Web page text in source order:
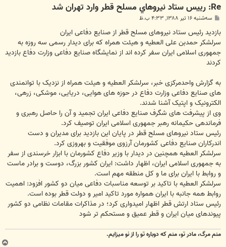
Re: رييس ستاد نيروهاي مسلح قطر وارد تهران شد
ت
سه‌شنبه ۱۶ تیر ۱۳۸۸, ۴:۳۳ ب.ظ
بازدید رئیس ستاد نیروهای مسلح قطر از صنایع دفاعی ایران
سرلشکر حمدبن علی العطیه و هیئت همراه که برای دیدار رسمی سه روزه به
جمهوری اسلامی ایران سفر کرده اند از نمایشگاه صنایع دفاعی وزارت دفاع بازدید
کردند
به گزارش واحدمرکزی خبر، سرلشکر العطیه و هیئت همراه از نزدیک با توانمندی
های صنایع دفاعی وزارت دفاع در حوزه های هوایی، دریایی، موشکی، زرهی،
الکترونیک و اپتیک آشنا شدند.
وی از پیشرفت های شگرف صنایع دفاعی ایران تجمید و آن را حاصل رهبری و
فرماندهی حکیمانه رهبر جمهوری اسلامی ایران توصیف کرد.
رئیس ستاد نیروهای مسلح قطر در پایان این بازدید برای مدیران و دست
اندرکاران صنایع دفاعی کشورمان آرزوی موفقیت و بهروزی کرد.
سرلشکر العطیه همچنین در دیدار با وزیر دفاع کشورمان با ابزار خرسندی از سفر
به جمهوری اسلامی ایران، اظهار داشت: ایران کشور بزرگ، دوست و برادر ماست
و روابط با ایران برای ما و کل منطقه مهم است.
سرلشکر العطیه با تاکید بر توسعه مناسبات دفاعی میان دو کشور افزود: اهمیت
روابط همه جانبه با ایران همواره مورد تاکید امیر و دولت قطر بوده است.
رئیس ستاد ارتش قطر اظهار امیدواری کرد؛ در مذاکرات مقامات نظامی دو کشور
پیوندهای میان ایران و قطر عمیق و مستحکم تر شود
منم مرگ، مادر تو، منم که دوباره تو را از نو میزایم.